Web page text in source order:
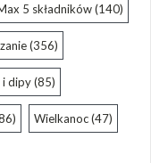
5 składników(140)
(356)
i dipy(85)
Wielkanoc(47)